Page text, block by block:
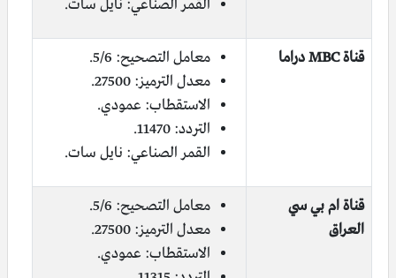
القمر الصناعي: نايل سات.
قناة MBC دراما
معامل التصحيح: 5/6.
معدل الترميز: 27500.
الاستقطاب: عمودي.
التردد: 11470.
القمر الصناعي: نايل سات.
قناة ام بي سي
العراق
معامل التصحيح: 5/6.
معدل الترميز: 27500.
الاستقطاب: عمودي.